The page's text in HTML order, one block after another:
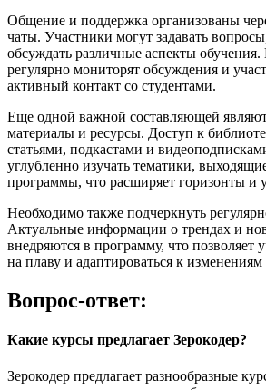
Общение и поддержка организованы
чаты. Участники могут задавать
обсуждать различные аспекты обучения.
регулярно мониторят обсуждения и
активный контакт со студентами.
Еще одной важной составляющей
материалы и ресурсы. Доступ к
статьями, подкастами и
углубленно изучать тематики,
программы, что расширяет горизонты и
Необходимо также подчеркнуть
Актуальные информации о трендах и
внедряются в программу, что позволяет
на плаву и адаптироваться к
Вопрос-ответ:
Какие курсы предлагает Зерокодер?
Зерокодер предлагает разнообразные